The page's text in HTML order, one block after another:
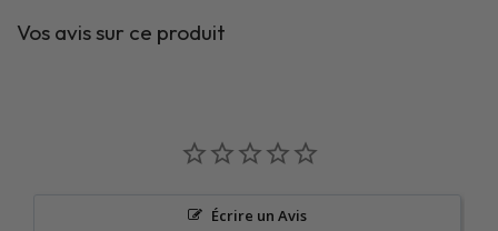
Vos avis sur ce produit
Écrire un Avis